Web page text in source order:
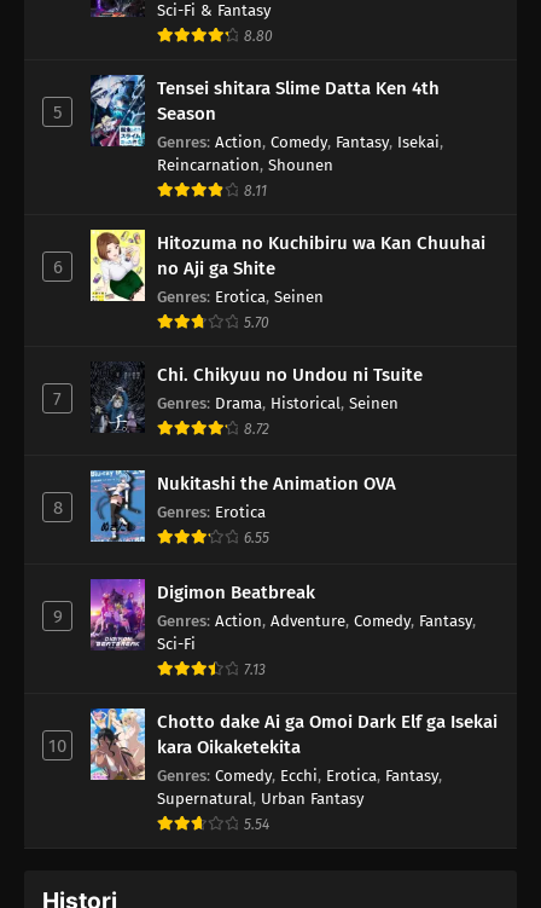
Sci-Fi & Fantasy
8.80
5
Tensei shitara Slime Datta Ken 4th
Season
Genres: Action, Comedy, Fantasy, Isekai,
Reincarnation, Shounen
8.11
6
Hitozuma no Kuchibiru wa Kan Chuuhai
no Aji ga Shite
Genres: Erotica, Seinen
5.70
7
Chi. Chikyuu no Undou ni Tsuite
Genres: Drama, Historical, Seinen
8.72
8
Nukitashi the Animation OVA
Genres: Erotica
6.55
9
Digimon Beatbreak
Genres: Action, Adventure, Comedy, Fantasy,
Sci-Fi
7.13
10
Chotto dake Ai ga Omoi Dark Elf ga Isekai
kara Oikaketekita
Genres: Comedy, Ecchi, Erotica, Fantasy,
Supernatural, Urban Fantasy
5.54
Histori